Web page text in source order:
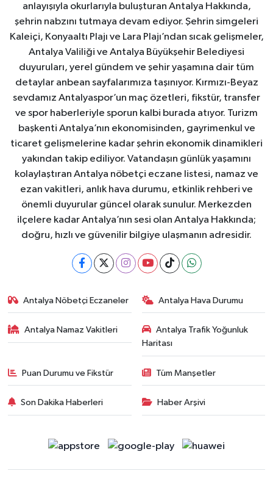
anlayışıyla okurlarıyla buluşturan Antalya Hakkında,
şehrin nabzını tutmaya devam ediyor. Şehrin simgeleri
Kaleiçi, Konyaaltı Plajı ve Lara Plajı’ndan sıcak gelişmeler,
Antalya Valiliği ve Antalya Büyükşehir Belediyesi
duyuruları, yerel gündem ve şehir yaşamına dair tüm
detaylar anbean sayfalarımıza taşınıyor. Kırmızı-Beyaz
sevdamız Antalyaspor’un maç özetleri, fikstür, transfer
ve spor haberleriyle sporun kalbi burada atıyor. Turizm
başkenti Antalya’nın ekonomisinden, gayrimenkul ve
ticaret gelişmelerine kadar şehrin ekonomik dinamikleri
yakından takip ediliyor. Vatandaşın günlük yaşamını
kolaylaştıran Antalya nöbetçi eczane listesi, namaz ve
ezan vakitleri, anlık hava durumu, etkinlik rehberi ve
önemli duyurular güncel olarak sunulur. Merkezden
ilçelere kadar Antalya’nın sesi olan Antalya Hakkında;
doğru, hızlı ve güvenilir bilgiye ulaşmanın adresidir.
Antalya Nöbetçi Eczaneler Antalya Hava Durumu
Antalya Namaz Vakitleri
Antalya Trafik Yoğunluk
Haritası
Puan Durumu ve Fikstür Tüm Manşetler
Son Dakika Haberleri Haber Arşivi